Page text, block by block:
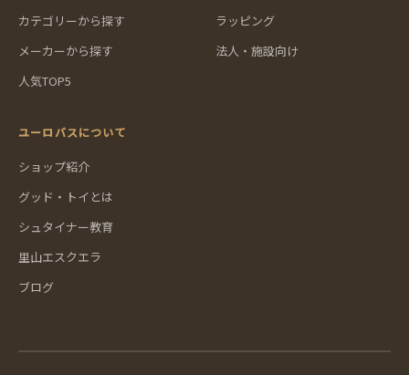
カテゴリーから探す
メーカーから探す
人気TOP5
ラッピング
法人・施設向け
ユーロバスについて
ショップ紹介
グッド・トイとは
シュタイナー教育
里山エスクエラ
ブログ